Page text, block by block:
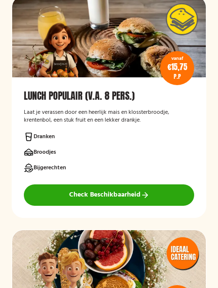
vanaf
€15,75
P.P
LUNCH POPULAIR (V.A. 8 PERS.)
Laat je verassen door een heerlijk mais en klossterbroodje,
krentenbol, een stuk fruit en een lekker drankje.
Dranken
Broodjes
Bijgerechten
Check Beschikbaarheid